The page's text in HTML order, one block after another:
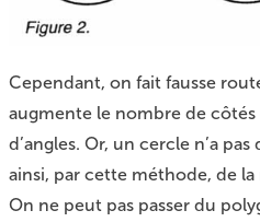
Cependant, on fait fausse
augmente le nombre de
d’angles. Or, un cercle n’a pas
ainsi, par cette méthode, de
On ne peut pas passer du